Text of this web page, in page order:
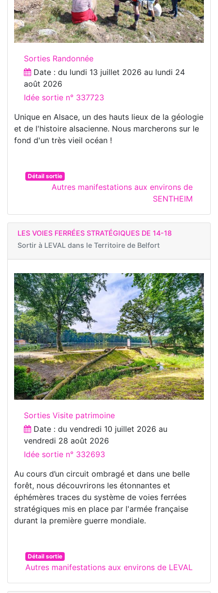
Sorties Randonnée
Date : du lundi 13 juillet 2026 au lundi 24
août 2026
Idée sortie n° 337723
Unique en Alsace, un des hauts lieux de la géologie
et de l'histoire alsacienne. Nous marcherons sur le
fond d'un très vieil océan !
Détail sortie
Autres manifestations aux environs de
SENTHEIM
LES VOIES FERRÉES STRATÉGIQUES DE 14-18
Sortir à LEVAL dans le Territoire de Belfort
Sorties Visite patrimoine
Date : du vendredi 10 juillet 2026 au
vendredi 28 août 2026
Idée sortie n° 332693
Au cours d’un circuit ombragé et dans une belle
forêt, nous découvrirons les étonnantes et
éphémères traces du système de voies ferrées
stratégiques mis en place par l'armée française
durant la première guerre mondiale.
Détail sortie
Autres manifestations aux environs de LEVAL